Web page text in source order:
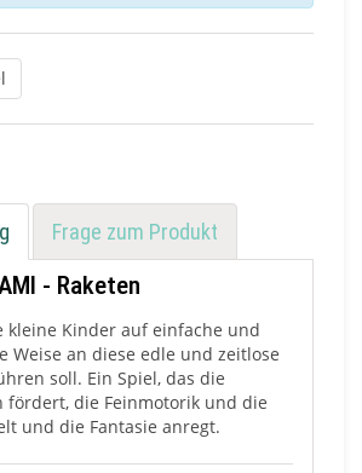
Frage zum Produkt
- Raketen
kleine Kinder auf einfache und
Weise an diese edle und zeitlose
soll. Ein Spiel, das die
fördert, die Feinmotorik und die
und die Fantasie anregt.